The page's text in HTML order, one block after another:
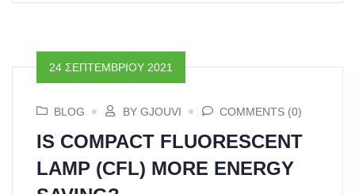
24 ΣΕΠΤΕΜΒΡΊΟΥ 2021
BLOG BY GJOUVI COMMENTS (0)
IS COMPACT FLUORESCENT
LAMP (CFL) MORE ENERGY